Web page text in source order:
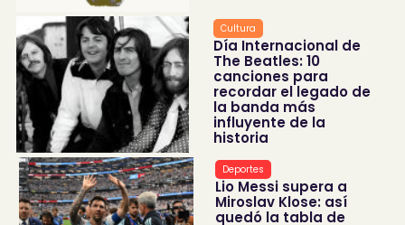
Cultura
Día Internacional de
The Beatles: 10
canciones para
recordar el legado de
la banda más
influyente de la
historia
Deportes
Lio Messi supera a
Miroslav Klose: así
quedó la tabla de